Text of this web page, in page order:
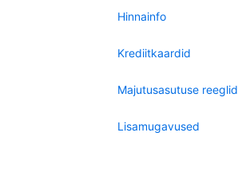
Hinnainfo
Krediitkaardid
Majutusasutuse reeglid
Lisamugavused